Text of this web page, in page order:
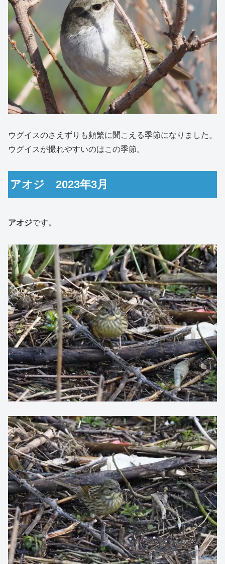
ウグイスのさえずりも頻繁に聞こえる季節になりました。
ウグイスが撮れやすいのはこの季節。
アオジ 2023年3月
アオジです。